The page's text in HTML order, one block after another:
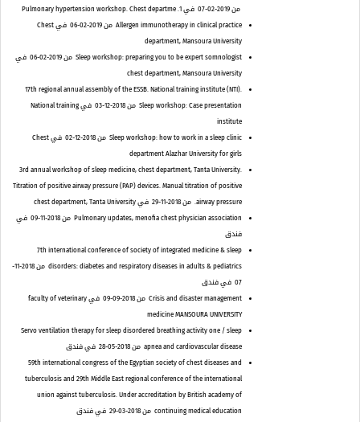
من 2019-02-07
في 1. Pulmonary hypertension workshop. Chest departme
Allergen immunotherapy in clinical practice من 2019-02-06
في Chest
department, Mansoura University
Sleep workshop: preparing you to be expert somnologist من 2019-02-06
في
chest department, Mansoura University
17th regional annual assembly of the ESSB. National training institute (NTI).
Sleep workshop: Case presentation من 2018-12-03
في National training
institute
Sleep workshop: how to work in a sleep clinic من 2018-12-02
في Chest
department Alazhar University for girls
3rd annual workshop of sleep medicine, chest department, Tanta University.
Titration of positive airway pressure (PAP) devices. Manual titration of positive
airway pressure. من 2018-11-29
في chest department, Tanta University
Pulmonary updates, menofia chest physician association من 2018-11-09
في
فندق
7th international conference of society of integrated medicine & sleep
disorders: diabetes and respiratory diseases in adults & pediatrics
من 2018-11-
07 في فندق
Crisis and disaster management من 2018-09-09
في faculty of veterinary
medicine MANSOURA UNIVERSITY
Servo ventilation therapy for sleep disordered breathing activity one / sleep
apnea and cardiovascular disease من 2018-05-28
في فندق
59th international congress of the Egyptian society of chest diseases and
tuberculosis and 29th Middle East regional conference of the international
union against tuberculosis. Under accreditation by British academy of
continuing medical education من 2018-03-29
في فندق